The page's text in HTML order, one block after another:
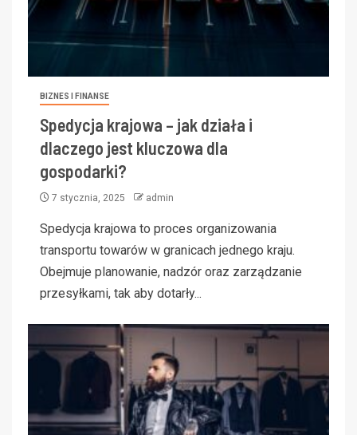
BIZNES I FINANSE
Spedycja krajowa – jak działa i
dlaczego jest kluczowa dla
gospodarki?
7 stycznia, 2025 admin
Spedycja krajowa to proces organizowania
transportu towarów w granicach jednego kraju.
Obejmuje planowanie, nadzór oraz zarządzanie
przesyłkami, tak aby dotarły...